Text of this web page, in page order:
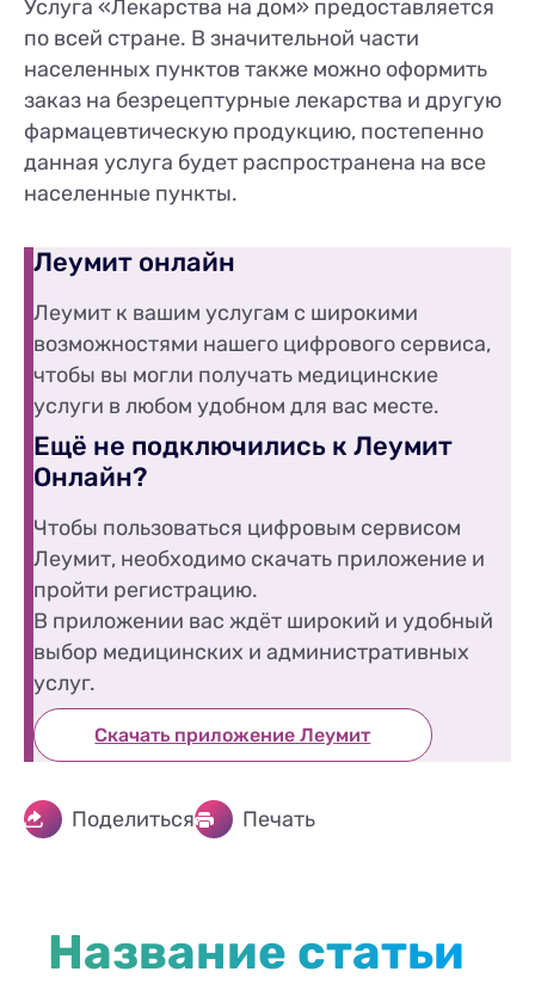
Услуга «Лекарства на дом» предоставляется
по всей стране. В значительной части
населенных пунктов также можно оформить
заказ на безрецептурные лекарства и другую
фармацевтическую продукцию, постепенно
данная услуга будет распространена на все
населенные пункты.
Леумит онлайн
Леумит к вашим услугам с широкими
возможностями нашего цифрового сервиса,
чтобы вы могли получать медицинские
услуги в любом удобном для вас месте.
Ещё не подключились к Леумит
Онлайн?
Чтобы пользоваться цифровым сервисом
Леумит, необходимо скачать приложение и
пройти регистрацию.
В приложении вас ждёт широкий и удобный
выбор медицинских и административных
услуг.
Скачать приложение Леумит
Поделиться Печать
Название статьи